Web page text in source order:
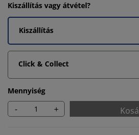
Kiszállítás vagy átvétel?
Kiszállítás
Click & Collect
Mennyiség
- +